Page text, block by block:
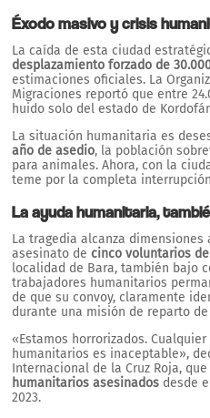
Éxodo masivo y crisis
La caída de esta ciudad
desplazamiento forzado de
estimaciones oficiales. La
Migraciones reportó que entre
huido solo del estado de
La situación humanitaria es
año de asedio, la población
para animales. Ahora, con la
teme por la completa
La ayuda humanitaria,
La tragedia alcanza dimensiones
asesinato decinco voluntarios
localidad de Bara, también bajo
trabajadores humanitarios
de que su convoy, claramente
durante una misión de reparto
«Estamos horrorizados.
humanitarios es inaceptable»,
Internacional de la Cruz Roja,
humanitarios asesinados desde
2023.